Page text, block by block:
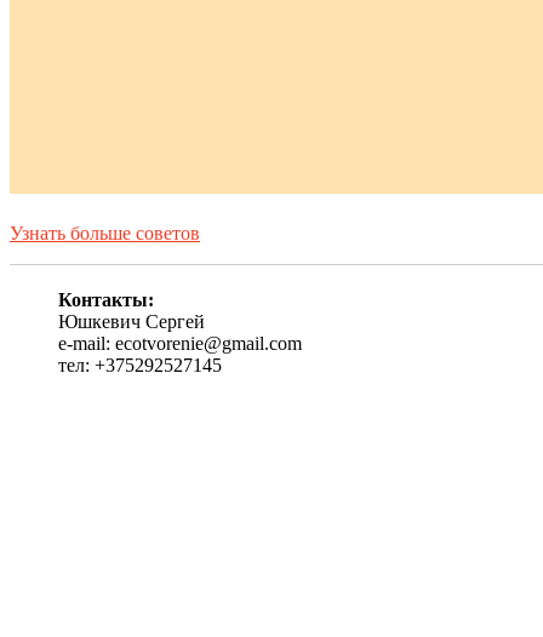
Узнать больше советов
Контакты:
Юшкевич Сергей
e-mail: ecotvorenie@gmail.com
тел: +375292527145